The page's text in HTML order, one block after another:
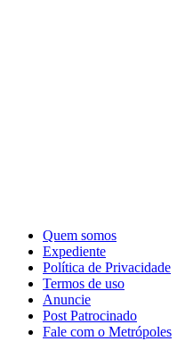
Quem somos
Expediente
Política de Privacidade
Termos de uso
Anuncie
Post Patrocinado
Fale com o Metrópoles